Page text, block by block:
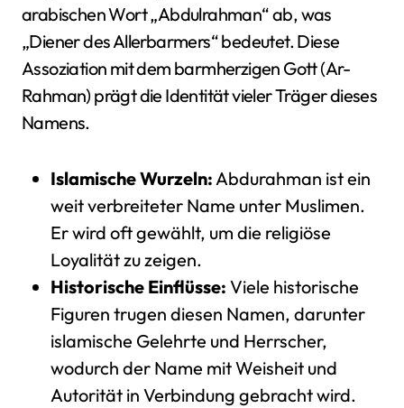
arabischen Wort „Abdulrahman“ ab, was
„Diener des Allerbarmers“ bedeutet. Diese
Assoziation mit dem barmherzigen Gott (Ar-
Rahman) prägt die Identität vieler Träger dieses
Namens.
Islamische Wurzeln:Abdurahman ist ein
weit verbreiteter Name unter Muslimen.
Er wird oft gewählt, um die religiöse
Loyalität zu zeigen.
Historische Einflüsse: Viele historische
Figuren trugen diesen Namen, darunter
islamische Gelehrte und Herrscher,
wodurch der Name mit Weisheit und
Autorität in Verbindung gebracht wird.